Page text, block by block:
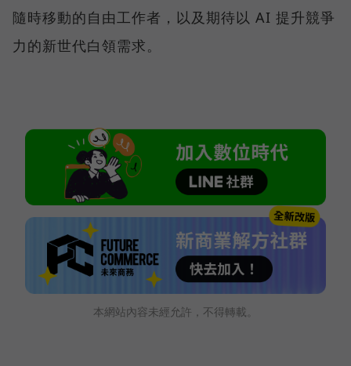
隨時移動的自由工作者，以及期待以 AI 提升競爭
力的新世代白領需求。
本網站內容未經允許，不得轉載。